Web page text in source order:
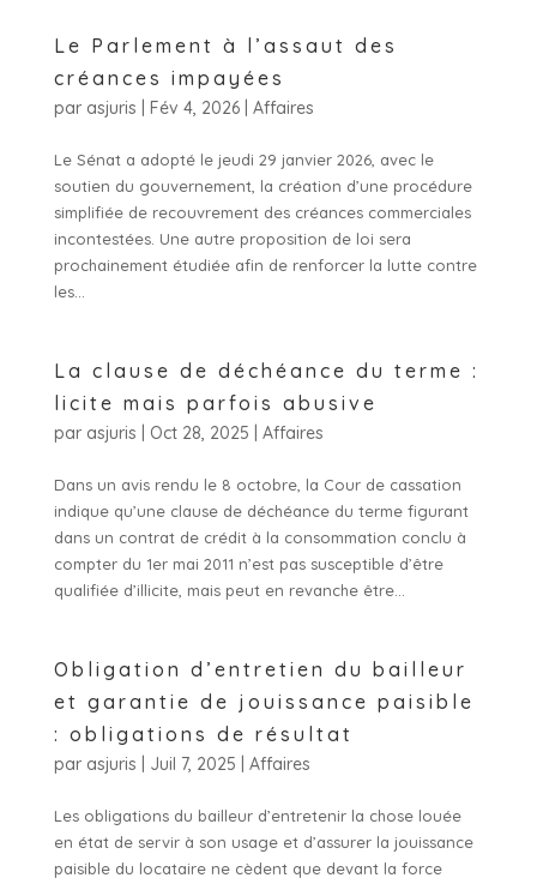
Le Parlement à l’assaut des
créances impayées
par asjuris Fév 4, 2026| Affaires
Le Sénat a adopté le jeudi 29 janvier 2026, avec le
soutien du gouvernement, la création d’une procédure
simplifiée de recouvrement des créances commerciales
incontestées. Une autre proposition de loi sera
prochainement étudiée afin de renforcer la lutte contre
les...
La clause de déchéance du terme :
licite mais parfois abusive
par asjuris Oct 28, 2025 Affaires
Dans un avis rendu le 8 octobre, la Cour de cassation
indique qu’une clause de déchéance du terme figurant
dans un contrat de crédit à la consommation conclu à
compter du 1er mai 2011 n’est pas susceptible d’être
qualifiée d’illicite, mais peut en revanche être...
Obligation d’entretien du bailleur
et garantie de jouissance paisible
: obligations de résultat
par asjuris Juil 7, 2025 Affaires
Les obligations du bailleur d’entretenir la chose louée
en état de servir à son usage et d’assurer la jouissance
paisible du locataire ne cèdent que devant la force